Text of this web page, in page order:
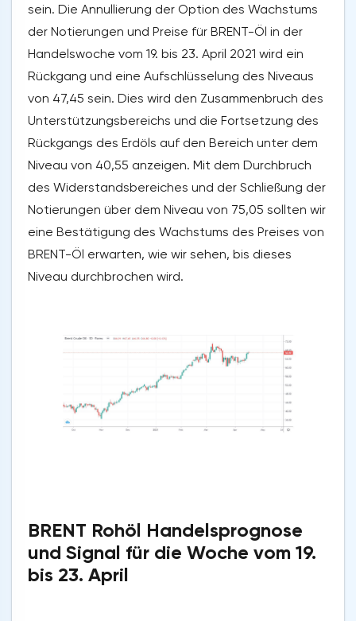
sein. Die Annullierung der Option des Wachstums
der Notierungen und Preise für BRENT-Öl in der
Handelswoche vom 19. bis 23. April 2021 wird ein
Rückgang und eine Aufschlüsselung des Niveaus
von 47,45 sein. Dies wird den Zusammenbruch des
Unterstützungsbereichs und die Fortsetzung des
Rückgangs des Erdöls auf den Bereich unter dem
Niveau von 40,55 anzeigen. Mit dem Durchbruch
des Widerstandsbereiches und der Schließung der
Notierungen über dem Niveau von 75,05 sollten wir
eine Bestätigung des Wachstums des Preises von
BRENT-Öl erwarten, wie wir sehen, bis dieses
Niveau durchbrochen wird.
BRENT Rohöl Handelsprognose
und Signal für die Woche vom 19.
bis 23. April